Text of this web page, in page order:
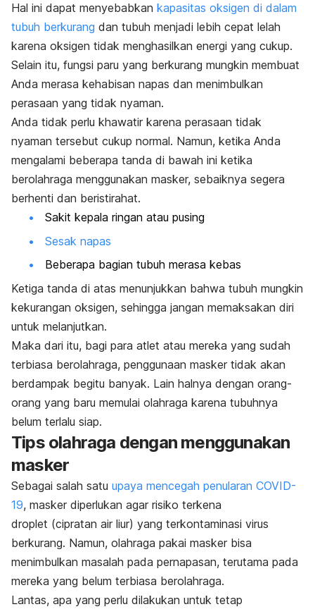
Hal ini dapat menyebabkan kapasitas oksigen di dalam
tubuh berkurang dan tubuh menjadi lebih cepat lelah
karena oksigen tidak menghasilkan energi yang cukup.
Selain itu, fungsi paru yang berkurang mungkin membuat
Anda merasa kehabisan napas dan menimbulkan
perasaan yang tidak nyaman.
Anda tidak perlu khawatir karena perasaan tidak
nyaman tersebut cukup normal. Namun, ketika Anda
mengalami beberapa tanda di bawah ini ketika
berolahraga menggunakan masker, sebaiknya segera
berhenti dan beristirahat.
Sakit kepala ringan atau pusing
Sesak napas
Beberapa bagian tubuh merasa kebas
Ketiga tanda di atas menunjukkan bahwa tubuh mungkin
kekurangan oksigen, sehingga jangan memaksakan diri
untuk melanjutkan.
Maka dari itu, bagi para atlet atau mereka yang sudah
terbiasa berolahraga, penggunaan masker tidak akan
berdampak begitu banyak. Lain halnya dengan orang-
orang yang baru memulai olahraga karena tubuhnya
belum terlalu siap.
Tips olahraga dengan menggunakan
masker
Sebagai salah satu upaya mencegah penularan COVID-
19, masker diperlukan agar risiko terkena
droplet (cipratan air liur) yang terkontaminasi virus
berkurang. Namun, olahraga pakai masker bisa
menimbulkan masalah pada pernapasan, terutama pada
mereka yang belum terbiasa berolahraga.
Lantas, apa yang perlu dilakukan untuk tetap